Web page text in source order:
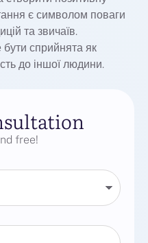
є символом поваги
та звичаїв.
бути сприйнята як
до іншої людини.
free!